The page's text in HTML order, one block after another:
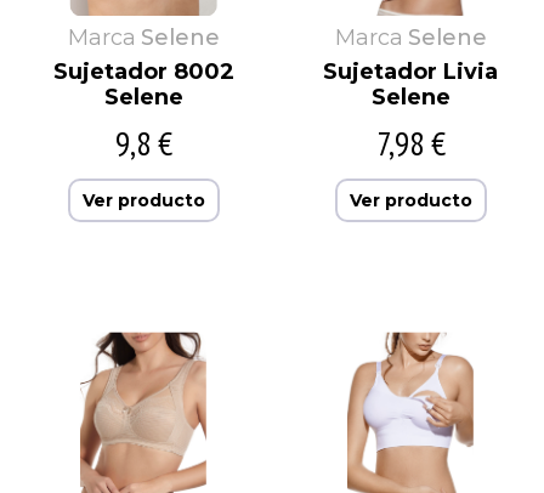
Marca Selene
Sujetador 8002
Selene
9,8 €
Ver producto
Marca Selene
Sujetador Livia
Selene
7,98 €
Ver producto